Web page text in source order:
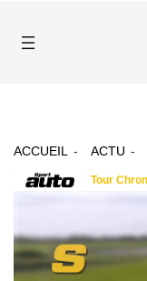
ACCUEIL ACTU